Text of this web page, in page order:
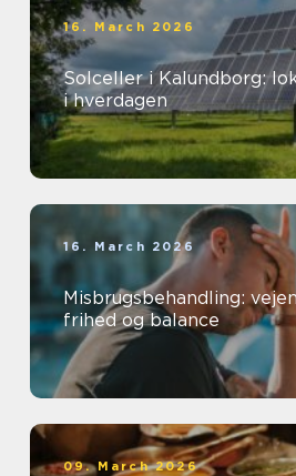
16. March 2026
Solceller i Kalundborg:
i hverdagen
16. March 2026
Misbrugsbehandling:
frihed og balance
09. March 2026